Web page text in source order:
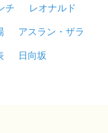
チ
レオナルド
アスラン・ザラ
日向坂